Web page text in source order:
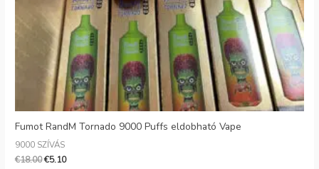
Fumot RandM Tornado 9000 Puffs eldobható Vape
9000 SZÍVÁS
€18.00€5.10